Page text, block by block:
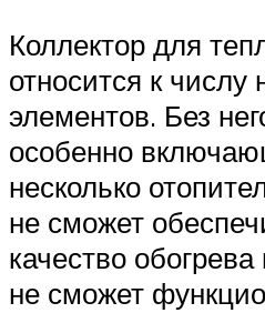
Коллектор для
относится к
элементов. Без
особенно
несколько
не сможет
качество
не сможет